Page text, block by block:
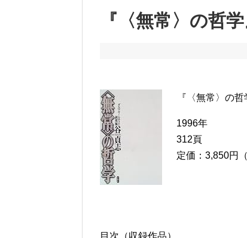
『〈無常〉の哲
『〈無常〉の
1996年
312頁
定価：3,850円（